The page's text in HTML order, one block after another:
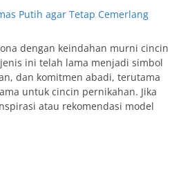
Putih agar Tetap Cemerlang
dengan keindahan murni cincin
ini telah lama menjadi simbol
dan komitmen abadi, terutama
untuk cincin pernikahan. Jika
atau rekomendasi model